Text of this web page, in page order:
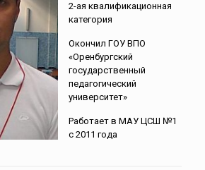
2-ая квалификационная
категория
Окончил ГОУ ВПО
«Оренбургский
государственный
педагогический
университет»
Работает в МАУ ЦСШ №1
с 2011 года